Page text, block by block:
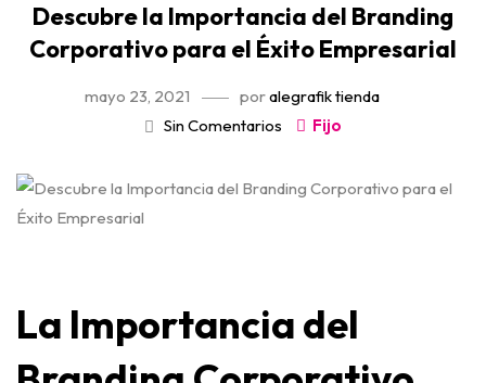
Descubre la Importancia del Branding
Corporativo para el Éxito Empresarial
mayo 23, 2021 poralegrafik tienda
Sin Comentarios
Fijo
La Importancia del